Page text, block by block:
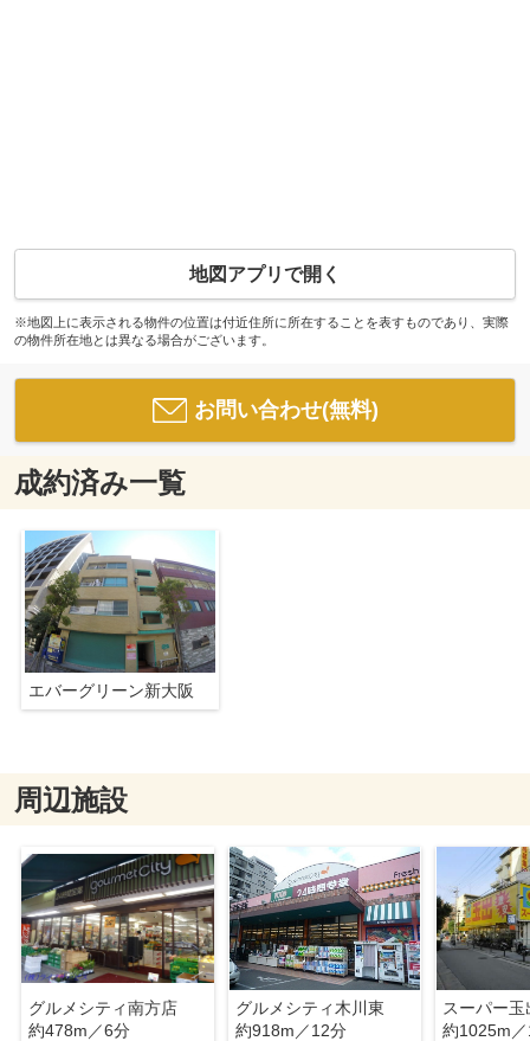
地図アプリで開く
※地図上に表示される物件の位置は付近住所に所在することを表すものであり、実際
の物件所在地とは異なる場合がございます。
お問い合わせ(無料)
成約済み一覧
エバーグリーン新大阪
周辺施設
グルメシティ南方店
約478m／6分
グルメシティ木川東
約918m／12分
スーパー玉
約1025m